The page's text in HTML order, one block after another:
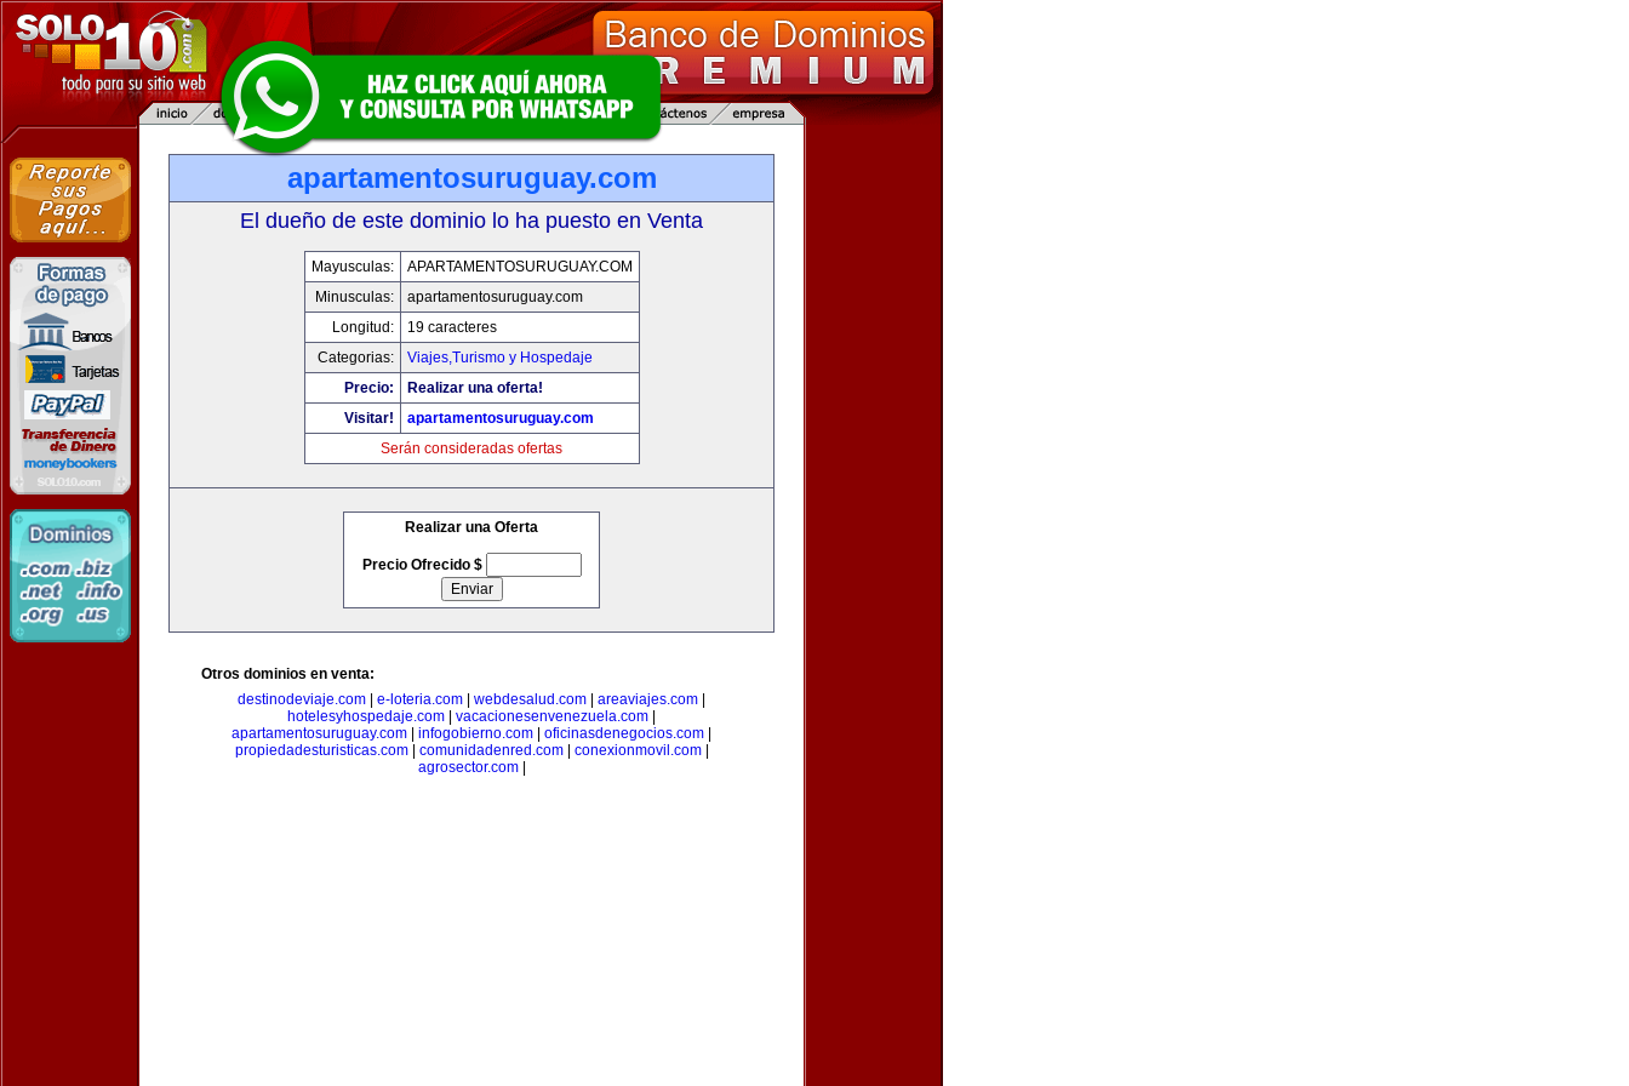
apartamentosuruguay.com
El dueño de este dominio lo ha puesto en Venta
Mayusculas:
APARTAMENTOSURUGUAY.COM
Minusculas:
apartamentosuruguay.com
Longitud:
19 caracteres
Categorias:
Viajes,Turismo y Hospedaje
Precio:
Realizar una oferta!
Visitar!
apartamentosuruguay.com
Serán consideradas ofertas
Realizar una Oferta
Precio Ofrecido $
Otros dominios en venta:
destinodeviaje.com
e-loteria.com webdesalud.com areaviajes.com
hotelesyhospedaje.com
vacacionesenvenezuela.com
apartamentosuruguay.com
infogobierno.com oficinasdenegocios.com
propiedadesturisticas.com| comunidadenred.com| conexionmovil.com|
agrosector.com|